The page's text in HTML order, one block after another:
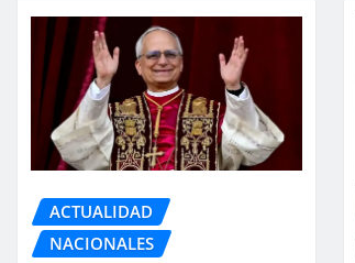
ACTUALIDAD
NACIONALES